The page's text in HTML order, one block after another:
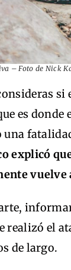
– Foto de Nick
si
es donde
una
explicó
vuelve
realizó el
de largo.